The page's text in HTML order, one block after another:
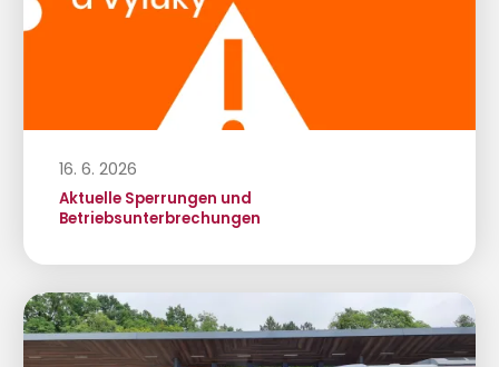
16. 6. 2026
Aktuelle Sperrungen und
Betriebsunterbrechungen